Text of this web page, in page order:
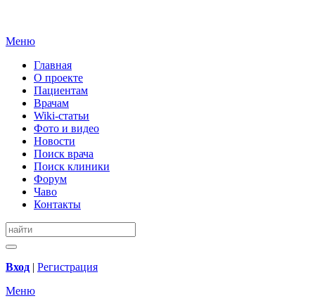
Меню
Главная
О проекте
Пациентам
Врачам
Wiki-статьи
Фото и видео
Новости
Поиск врача
Поиск клиники
Форум
Чаво
Контакты
Вход | Регистрация
Меню